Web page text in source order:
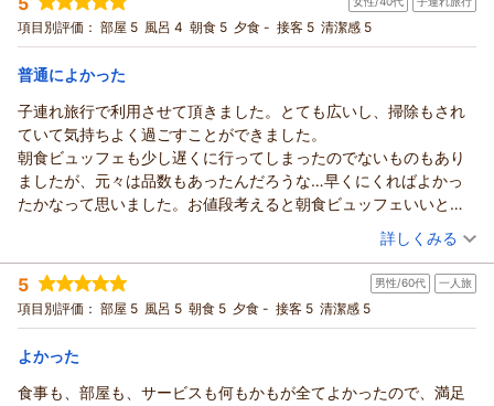
項目別評価： 部屋 5 風呂 4 朝食 5 夕食 - 接客 5 清潔感 5
普通によかった
子連れ旅行で利用させて頂きました。とても広いし、掃除もされ
ていて気持ちよく過ごすことができました。
朝食ビュッフェも少し遅くに行ってしまったのでないものもあり
ましたが、元々は品数もあったんだろうな…早くにくればよかっ
たかなって思いました。お値段考えると朝食ビュッフェいいと思
駐車場も無料で無事停められたのでよかったです…ありがとうご
ざいました
（投稿日：2026/07/22）
宿泊時期： 2026年07月宿泊 (子連れ旅行)
投稿者： ９匹の子やぎさん
宿泊プラン： 【朝食付】大好評の和洋朝食バイキング！観光・お仕事の前に
しっかり食べて1日の活力をチャージ
ツイン 朝のみ
宿泊価格帯：
市原マリンホテルからの返信
詳しくみる
5 男性/60代 一人旅
項目別評価： 部屋 5 風呂 5 朝食 5 夕食 - 接客 5 清潔感 5
よかった
食事も、部屋も、サービスも何もかもが全てよかったので、満足